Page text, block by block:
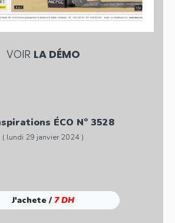
VOIR LA DÉMO
ÉCO N° 3528
( lundi 29 janvier 2024 )
J'achete / 7 DH